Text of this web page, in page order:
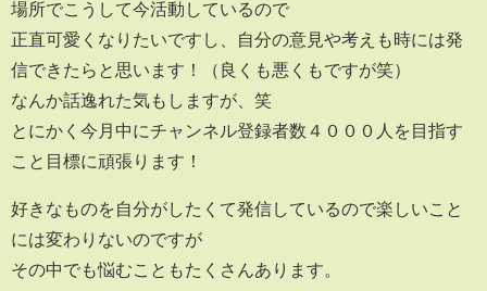
場所でこうして今活動しているので
正直可愛くなりたいですし、自分の意見や考えも時には発
信できたらと思います！（良くも悪くもですが笑）
なんか話逸れた気もしますが、笑
とにかく今月中にチャンネル登録者数４０００人を目指す
こと目標に頑張ります！
好きなものを自分がしたくて発信しているので楽しいこと
には変わりないのですが
その中でも悩むこともたくさんあります。